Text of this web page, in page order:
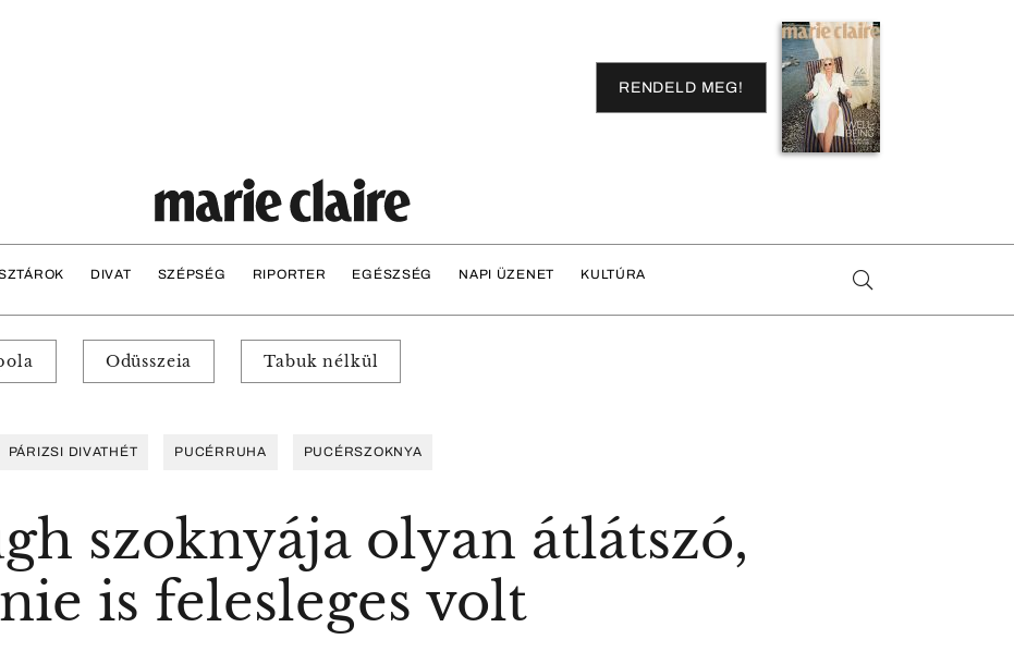
RENDELD MEG!
DIVAT SZÉPSÉG RIPORTER EGÉSZSÉG NAPI ÜZENET KULTÚRA
Odüsszeia Tabuk nélkül
PÁRIZSI DIVATHÉT PUCÉRRUHA PUCÉRSZOKNYA
szoknyája olyan átlátszó,
is felesleges volt